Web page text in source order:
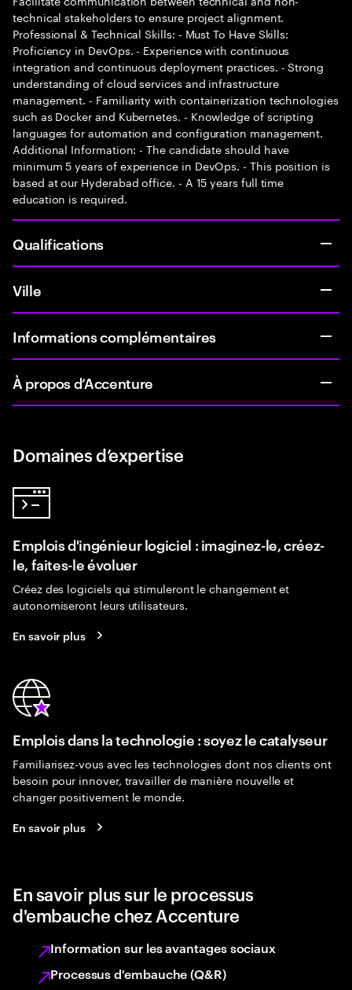
technical stakeholders to ensure project alignment.
Professional & Technical Skills: - Must To Have Skills:
Proficiency in DevOps. - Experience with continuous
integration and continuous deployment practices. - Strong
understanding of cloud services and infrastructure
management. - Familiarity with containerization technologies
such as Docker and Kubernetes. - Knowledge of scripting
languages for automation and configuration management.
Additional Information: - The candidate should have
minimum 5 years of experience in DevOps. - This position is
based at our Hyderabad office. - A 15 years full time
education is required.
Qualifications
Ville
Informations complémentaires
À propos d’Accenture
Domaines d’expertise
Emplois d'ingénieur logiciel : imaginez-le, créez-
le, faites-le évoluer
Créez des logiciels qui stimuleront le changement et
autonomiseront leurs utilisateurs.
En savoir plus
Emplois dans la technologie : soyez le catalyseur
Familiarisez-vous avec les technologies dont nos clients ont
besoin pour innover, travailler de manière nouvelle et
changer positivement le monde.
En savoir plus
En savoir plus sur le processus
d'embauche chez Accenture
Information sur les avantages sociaux
Processus d'embauche (Q&R)